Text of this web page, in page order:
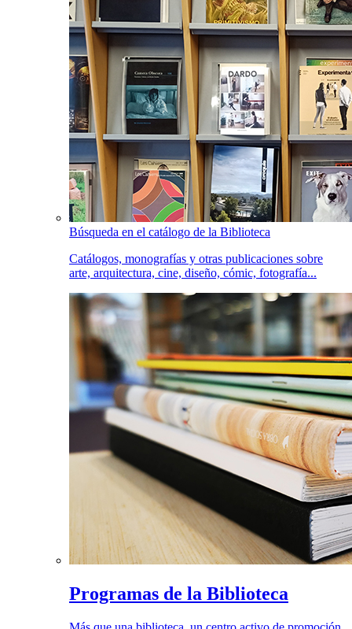
Búsqueda en el catálogo de la Biblioteca
Catálogos, monografías y otras publicaciones sobre
arte, arquitectura, cine, diseño, cómic, fotografía...
Programas de la Biblioteca